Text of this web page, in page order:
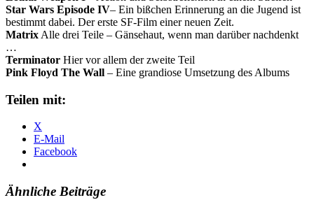
Star Wars Episode IV– Ein bißchen Erinnerung an die Jugend ist
bestimmt dabei. Der erste SF-Film einer neuen Zeit.
Matrix Alle drei Teile – Gänsehaut, wenn man darüber nachdenkt
…
Terminator Hier vor allem der zweite Teil
Pink Floyd The Wall – Eine grandiose Umsetzung des Albums
Teilen mit:
X
E-Mail
Facebook
Ähnliche Beiträge